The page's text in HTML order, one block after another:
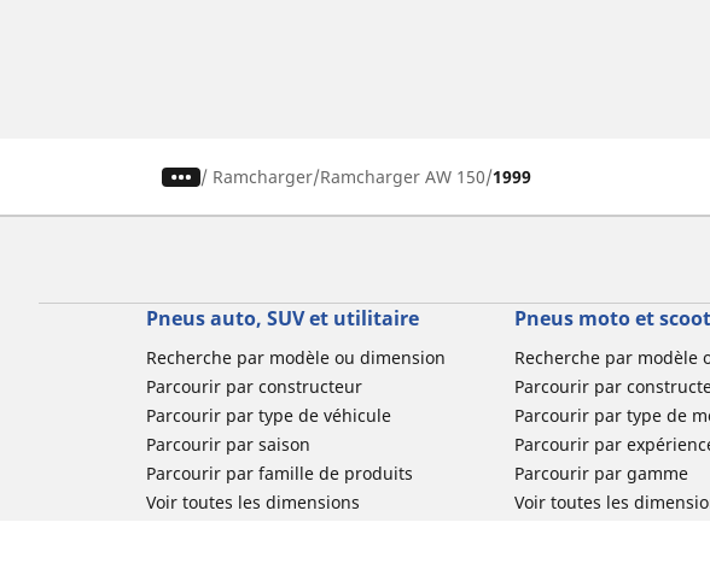
/ Ramcharger Ramcharger AW 150 1999
Pneus auto, SUV et utilitaire
Recherche par modèle ou dimension
Parcourir par constructeur
Parcourir par type de véhicule
Parcourir par saison
Parcourir par famille de produits
Voir toutes les dimensions
Pneus moto et
Recherche par modèle
Parcourir par
Parcourir par type de
Parcourir par
Parcourir par gamme
Voir toutes les